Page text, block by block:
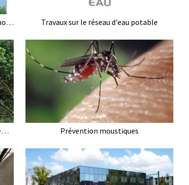
Les haies : une action locale à l'impact mondial pour la biodiversité, l'eau et la santé humaine ! Travaux sur le réseau d'eau potable
Pumptrack & Terrain Multisports : Réglementation véhicules à moteur Prévention moustiques